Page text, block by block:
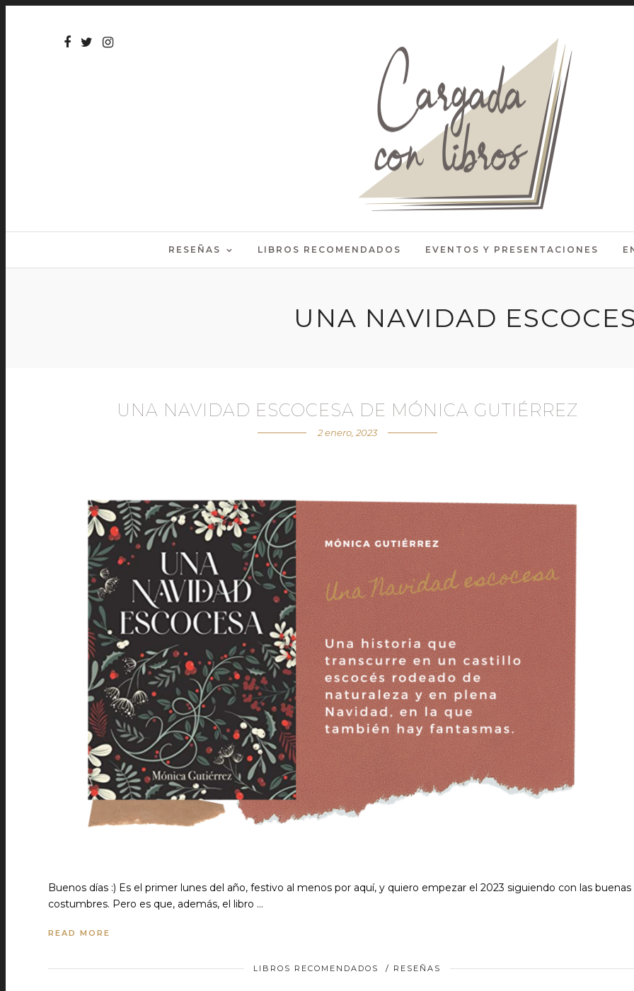
RESEÑAS LIBROS RECOMENDADOS EVENTOS Y PRESENTACIONES
UNA NAVIDAD
UNA NAVIDAD ESCOCESA DE MÓNICA GUTIÉRREZ
2 enero, 2023
Buenos días :) Es el primer lunes del año, festivo al menos por aquí, y quiero empezar el 2023 siguiendo con las buenas
costumbres. Pero es que, además, el libro …
READ MORE
LIBROS RECOMENDADOS / RESEÑAS